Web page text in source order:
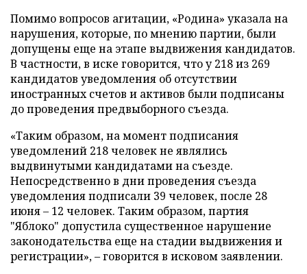
Помимо вопросов агитации, «Родина» указала на
нарушения, которые, по мнению партии, были
допущены еще на этапе выдвижения кандидатов.
В частности, в иске говорится, что у 218 из 269
кандидатов уведомления об отсутствии
иностранных счетов и активов были подписаны
до проведения предвыборного съезда.
«Таким образом, на момент подписания
уведомлений 218 человек не являлись
выдвинутыми кандидатами на съезде.
Непосредственно в дни проведения съезда
уведомления подписали 39 человек, после 28
июня – 12 человек. Таким образом, партия
"Яблоко" допустила существенное нарушение
законодательства еще на стадии выдвижения и
регистрации», – говорится в исковом заявлении.